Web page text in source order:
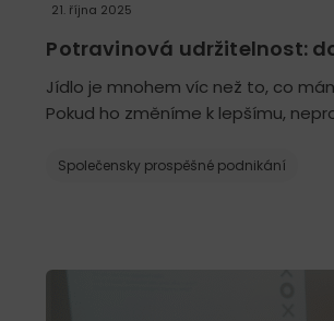
21. října 2025
Potravinová udržitelnost:
Jídlo je mnohem víc než to, co
Pokud ho změníme k lepšímu,
Společensky prospěšné podnikání